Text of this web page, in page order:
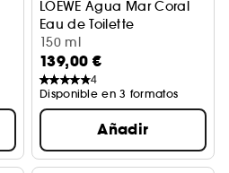
LOEWE Agua Mar Coral
Eau de Toilette
150 ml
139,00 €
4
Disponible en 3 formatos
Añadir